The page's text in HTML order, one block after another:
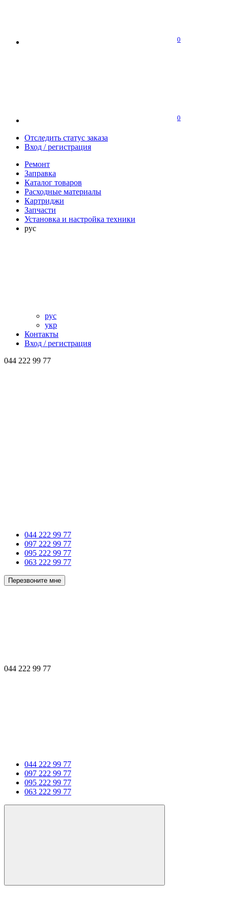
0
0
Отследить статус заказа
Вход / регистрация
Ремонт
Заправка
Каталог товаров
Расходные материалы
Картриджи
Запчасти
Установка и настройка техники
рус
рус
укр
Контакты
Вход / регистрация
044 222 99 77
044 222 99 77
097 222 99 77
095 222 99 77
063 222 99 77
Перезвоните мне
044 222 99 77
044 222 99 77
097 222 99 77
095 222 99 77
063 222 99 77